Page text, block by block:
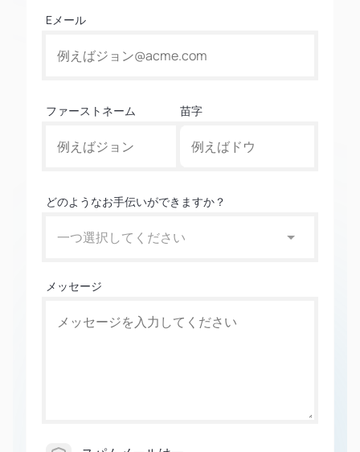
Eメール
ファーストネーム 苗字
どのようなお手伝いができますか？
一つ選択してください
メッセージ